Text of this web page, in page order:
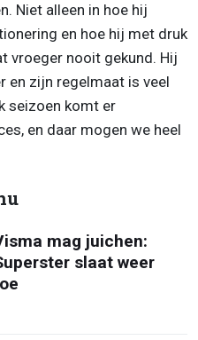
Niet alleen in hoe hij
en hoe hij met druk
vroeger nooit gekund. Hij
en zijn regelmaat is veel
seizoen komt er
en daar mogen we heel
mag juichen:
slaat weer